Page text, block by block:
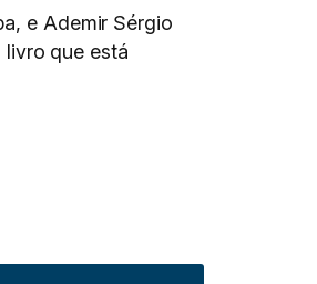
e Ademir Sérgio
livro que está